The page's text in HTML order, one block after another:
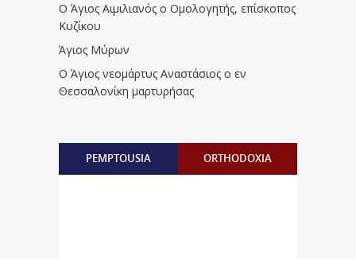
Ο Άγιος Αιμιλιανός ο Ομολογητής, επίσκοπος
Κυζίκου
Άγιος Μύρων
Ο Άγιος νεομάρτυς Αναστάσιος ο εν
Θεσσαλονίκη μαρτυρήσας
PEMPTOUSIA ORTHODOXIA